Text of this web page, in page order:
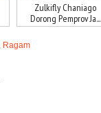
Zulkifly Chaniago
Dorong Pemprov Ja...
Ragam